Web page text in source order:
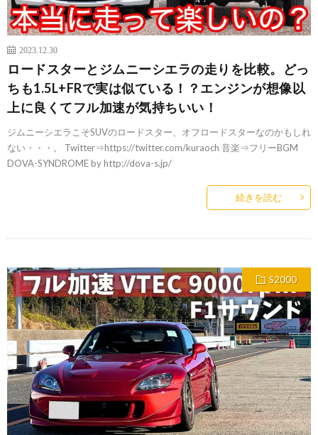
2023.12.30
ロードスターとジムニーシエラの走りを比較。どっ
ちも1.5L+FRで実は似ている！？エンジンが想像以
上に良くてフル加速が気持ちいい！
ジムニーシエラこそSUVのロードスター、オフロードスターなのかもしれ
ない・・・。 Twitter⇒https://twitter.com/kuraoch 音楽⇒フリーBGM
DOVA-SYNDROME by http://dova-s.jp/
続きを読む
S2000